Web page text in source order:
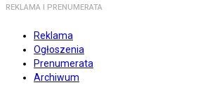
REKLAMA I PRENUMERATA
Reklama
Ogłoszenia
Prenumerata
Archiwum